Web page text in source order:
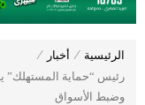
الرئيسية ⁄ أخبار ⁄
رئيس “حماية المستهلك”
وضبط الأسواق